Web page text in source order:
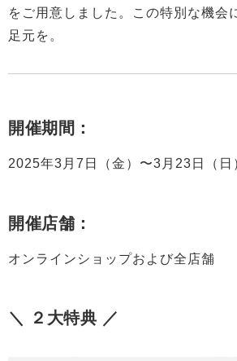
をご用意しました。この特別な機会
足元を。
開催期間：
2025年3月7日（金）〜3月23日（日
開催店舗：
オンラインショップおよび全店舗
＼ ２大特典 ／